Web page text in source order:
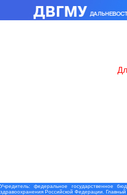
Учредитель: федеральное государственное
здравоохранения Российской Федерации.